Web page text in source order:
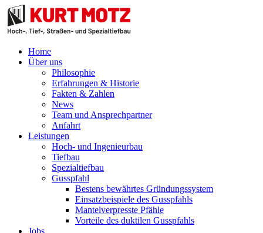
Home
Über uns
Philosophie
Erfahrungen & Historie
Fakten & Zahlen
News
Team und Ansprechpartner
Anfahrt
Leistungen
Hoch- und Ingenieurbau
Tiefbau
Spezialtiefbau
Gusspfahl
Bestens bewährtes Gründungssystem
Einsatzbeispiele des Gusspfahls
Mantelverpresste Pfähle
Vorteile des duktilen Gusspfahls
Jobs